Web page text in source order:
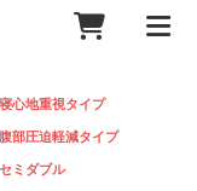
寝心地重視タイプ
腹部圧迫軽減タイプ
セミダブル